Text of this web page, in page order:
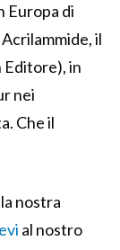
Europa di
il
in
nei
Che il
nostra
al nostro